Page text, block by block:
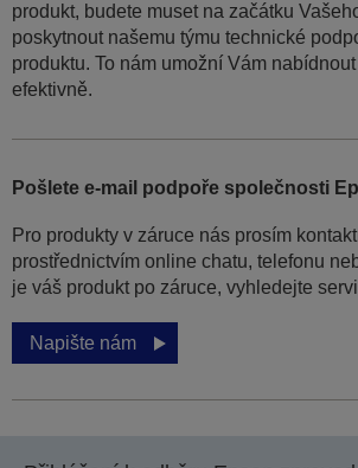
produkt, budete muset na začátku
poskytnout našemu týmu technické
produktu. To nám umožní Vám
efektivně.
Pošlete e-mail podpoře společnosti
Pro produkty v záruce nás prosím
prostřednictvím online chatu, telefonu
je váš produkt po záruce, vyhledejte
Napište nám